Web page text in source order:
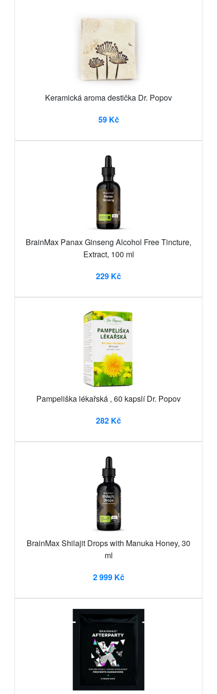
Keramická aroma destička Dr. Popov
59 Kč
BrainMax Panax Ginseng Alcohol Free Tincture,
Extract, 100 ml
229 Kč
Pampeliška lékařská , 60 kapslí Dr. Popov
282 Kč
BrainMax Shilajit Drops with Manuka Honey, 30
ml
2 999 Kč